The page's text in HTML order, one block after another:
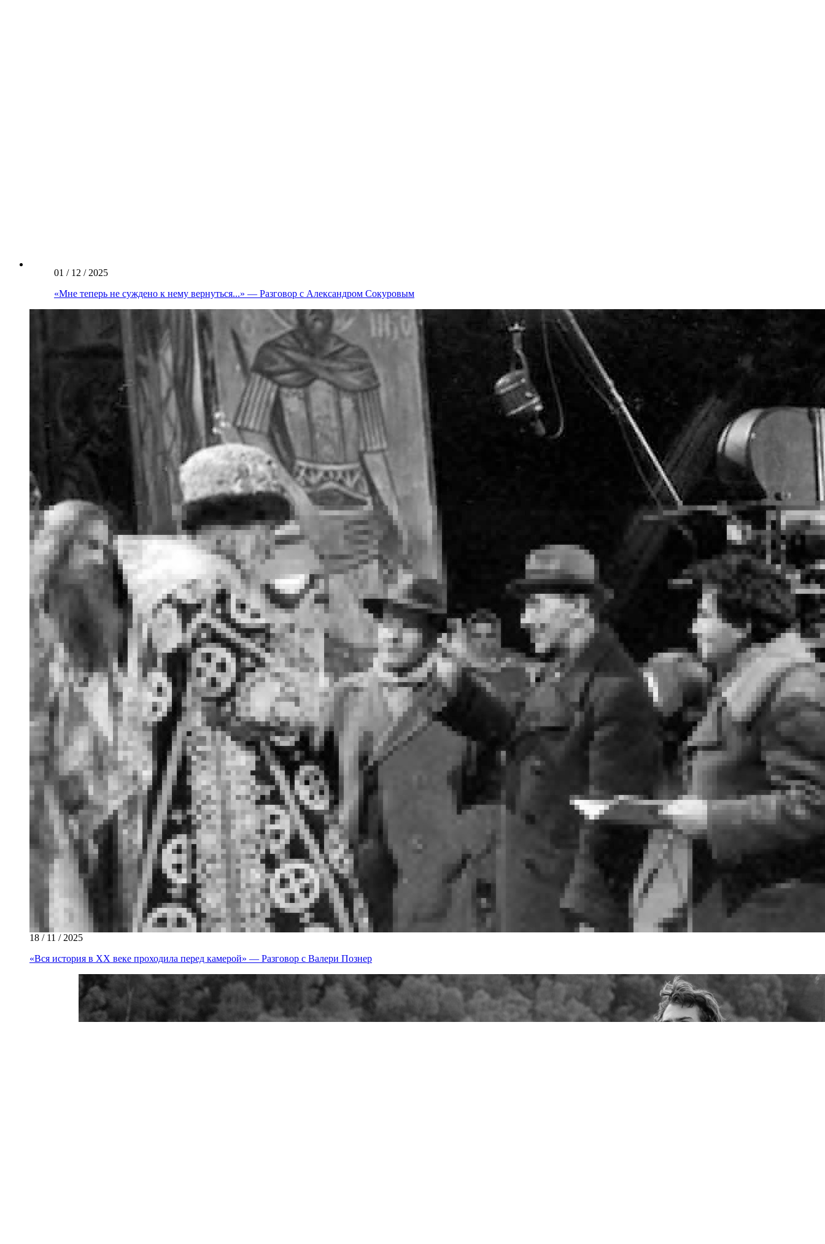
01 / 12 / 2025
«Мне теперь не суждено к нему вернуться...» — Разговор с Александром Сокуровым
18 / 11 / 2025
«Вся история в XX веке проходила перед камерой» — Разговор с Валери Познер